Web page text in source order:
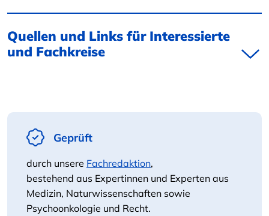
Quellen und Links für Interessierte
und Fachkreise
Geprüft
durch unsere Fachredaktion,
bestehend aus Expertinnen und Experten aus
Medizin, Naturwissenschaften sowie
Psychoonkologie und Recht.